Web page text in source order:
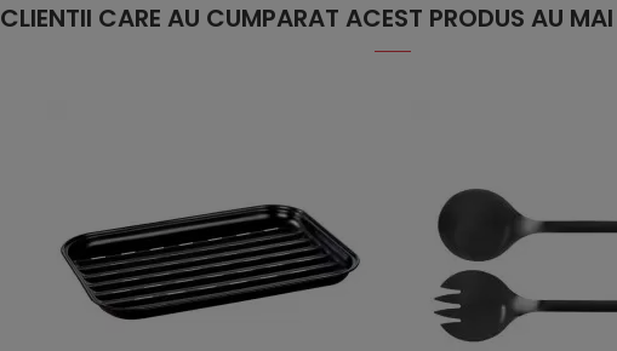
CLIENTII CARE AU CUMPARAT ACEST PRODUS AU